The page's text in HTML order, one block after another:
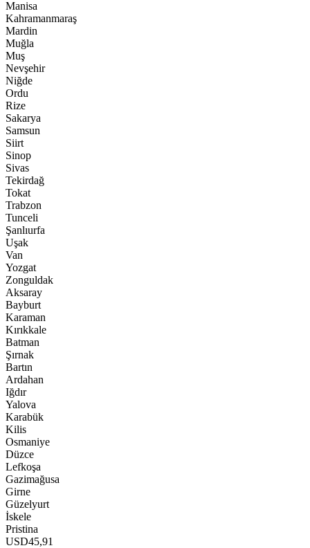
Manisa
Kahramanmaraş
Mardin
Muğla
Muş
Nevşehir
Niğde
Ordu
Rize
Sakarya
Samsun
Siirt
Sinop
Sivas
Tekirdağ
Tokat
Trabzon
Tunceli
Şanlıurfa
Uşak
Van
Yozgat
Zonguldak
Aksaray
Bayburt
Karaman
Kırıkkale
Batman
Şırnak
Bartın
Ardahan
Iğdır
Yalova
Karabük
Kilis
Osmaniye
Düzce
Lefkoşa
Gazimağusa
Girne
Güzelyurt
İskele
Pristina
USD45,91